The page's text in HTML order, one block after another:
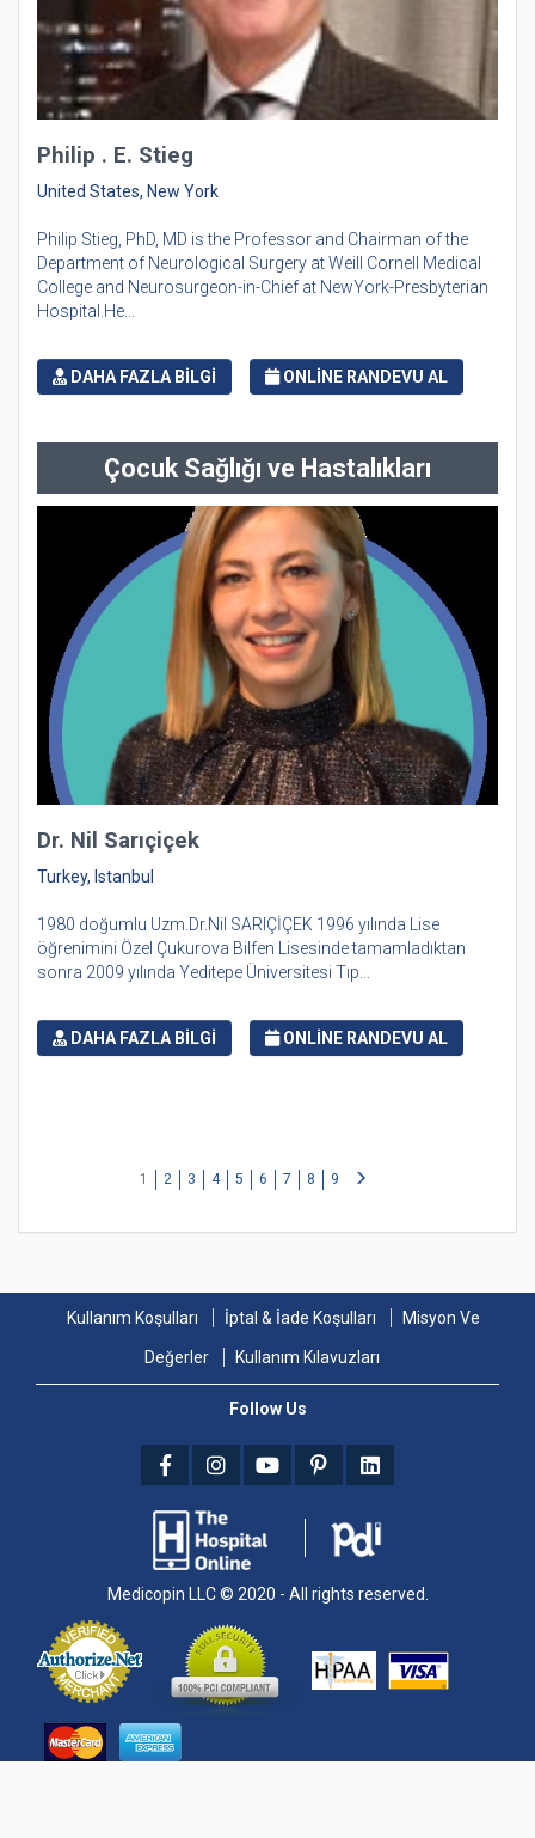
Philip . E. Stieg
United States, New York
Philip Stieg, PhD, MD is the Professor and Chairman of the
Department of Neurological Surgery at Weill Cornell Medical
College and Neurosurgeon-in-Chief at NewYork-Presbyterian
Hospital.He...
DAHA FAZLA BİLGİ ONLİNE RANDEVU AL
Çocuk Sağlığı ve Hastalıkları
Dr. Nil Sarıçiçek
Turkey, Istanbul
1980 doğumlu Uzm.Dr.Nil SARIÇİÇEK 1996 yılında Lise
öğrenimini Özel Çukurova Bilfen Lisesinde tamamladıktan
sonra 2009 yılında Yeditepe Üniversitesi Tıp...
DAHA FAZLA BİLGİ ONLİNE RANDEVU AL
1 2 3 4 5 6 7 8 9
Kullanım Koşulları İptal & İade Koşulları Misyon Ve
Değerler Kullanım Kılavuzları
Follow Us
Medicopin LLC © 2020 - All rights reserved.